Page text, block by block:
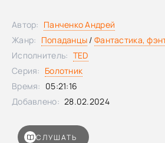
древнему и загадочному болотнику –
болот.
СЛУШАТЬ
Автор: Панченко Андрей
Жанр: Попаданцы /Фантастика,
Исполнитель: TED
Серия: Болотник
Время: 05:21:16
Добавлено: 28.02.2024